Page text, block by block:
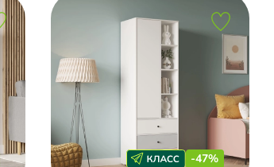
-47%